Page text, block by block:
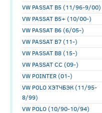
VW PASSAT B5 (11/96-9/00)
VW PASSAT B5+ (10/00-)
VW PASSAT B6 (6/05-)
VW PASSAT B7 (11-)
VW PASSAT B8 (15-)
VW PASSAT CC (09-)
VW POINTER (01-)
VW POLO ХЭТЧБЭК (11/95-
8/99)
VW POLO (10/90-10/94)